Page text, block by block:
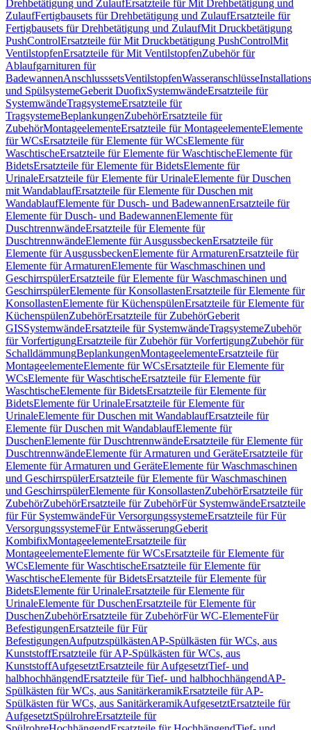
Drehbetätigung und ZulaufErsatzteile für Mit Drehbetätigung und
ZulaufFertigbausets für Drehbetätigung und ZulaufErsatzteile für
Fertigbausets für Drehbetätigung und ZulaufMit Druckbetätigung
PushControlErsatzteile für Mit Druckbetätigung PushControlMit
VentilstopfenErsatzteile für Mit VentilstopfenZubehör für
Ablaufgarnituren für
BadewannenAnschlusssetsVentilstopfenWasseranschlüsse
und SpülsystemeGeberit DuofixSystemwändeErsatzteile für
SystemwändeTragsystemeErsatzteile für
TragsystemeBeplankungenZubehörErsatzteile für
ZubehörMontageelementeErsatzteile für MontageelementeElemente
für WCsErsatzteile für Elemente für WCsElemente für
WaschtischeErsatzteile für Elemente für WaschtischeElemente für
BidetsErsatzteile für Elemente für BidetsElemente für
UrinaleErsatzteile für Elemente für UrinaleElemente für Duschen
mit WandablaufErsatzteile für Elemente für Duschen mit
WandablaufElemente für Dusch- und BadewannenErsatzteile für
Elemente für Dusch- und BadewannenElemente für
DuschtrennwändeErsatzteile für Elemente für
DuschtrennwändeElemente für AusgussbeckenErsatzteile für
Elemente für AusgussbeckenElemente für ArmaturenErsatzteile für
Elemente für ArmaturenElemente für Waschmaschinen und
GeschirrspülerErsatzteile für Elemente für Waschmaschinen und
GeschirrspülerElemente für KonsollastenErsatzteile für Elemente für
KonsollastenElemente für KüchenspülenErsatzteile für Elemente für
KüchenspülenZubehörErsatzteile für ZubehörGeberit
GISSystemwändeErsatzteile für SystemwändeTragsystemeZubehör
für VorfertigungErsatzteile für Zubehör für VorfertigungZubehör für
SchalldämmungBeplankungenMontageelementeErsatzteile für
MontageelementeElemente für WCsErsatzteile für Elemente für
WCsElemente für WaschtischeErsatzteile für Elemente für
WaschtischeElemente für BidetsErsatzteile für Elemente für
BidetsElemente für UrinaleErsatzteile für Elemente für
UrinaleElemente für Duschen mit WandablaufErsatzteile für
Elemente für Duschen mit WandablaufElemente für
DuschenElemente für DuschtrennwändeErsatzteile für Elemente für
DuschtrennwändeElemente für Armaturen und GeräteErsatzteile für
Elemente für Armaturen und GeräteElemente für Waschmaschinen
und GeschirrspülerErsatzteile für Elemente für Waschmaschinen
und GeschirrspülerElemente für KonsollastenZubehörErsatzteile für
ZubehörZubehörErsatzteile für ZubehörFür SystemwändeErsatzteile
für Für SystemwändeFür VersorgungssystemeErsatzteile für Für
VersorgungssystemeFür EntwässerungGeberit
KombifixMontageelementeErsatzteile für
MontageelementeElemente für WCsErsatzteile für Elemente für
WCsElemente für WaschtischeErsatzteile für Elemente für
WaschtischeElemente für BidetsErsatzteile für Elemente für
BidetsElemente für UrinaleErsatzteile für Elemente für
UrinaleElemente für DuschenErsatzteile für Elemente für
DuschenZubehörErsatzteile für ZubehörFür WC-ElementeFür
BefestigungenErsatzteile für Für
BefestigungenAufputzspülkästenAP-Spülkästen für WCs, aus
KunststoffErsatzteile für AP-Spülkästen für WCs, aus
KunststoffAufgesetztErsatzteile für AufgesetztTief- und
halbhochhängendErsatzteile für Tief- und halbhochhängendAP-
Spülkästen für WCs, aus SanitärkeramikErsatzteile für AP-
Spülkästen für WCs, aus SanitärkeramikAufgesetztErsatzteile für
AufgesetztSpülrohreErsatzteile für